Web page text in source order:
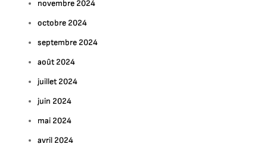
novembre 2024
octobre 2024
septembre 2024
août 2024
juillet 2024
juin 2024
mai 2024
avril 2024